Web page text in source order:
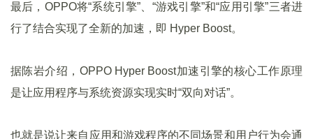
最后，OPPO将“系统引擎”、“游戏引擎”和“应用引擎”三者进
行了结合实现了全新的加速，即 Hyper Boost。
据陈岩介绍，OPPO Hyper Boost加速引擎的核心工作原理
是让应用程序与系统资源实现实时“双向对话”。
也就是说让来自应用和游戏程序的不同场景和用户行为会通